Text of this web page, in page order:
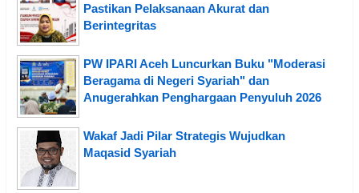
Pastikan Pelaksanaan Akurat dan
Berintegritas
PW IPARI Aceh Luncurkan Buku "Moderasi
Beragama di Negeri Syariah" dan
Anugerahkan Penghargaan Penyuluh 2026
Wakaf Jadi Pilar Strategis Wujudkan
Maqasid Syariah